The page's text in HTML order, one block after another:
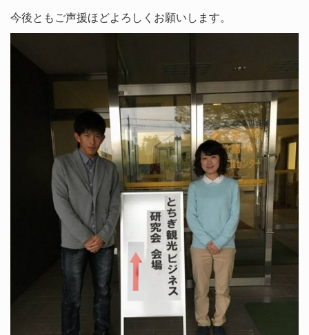
今後ともご声援ほどよろしくお願いします。